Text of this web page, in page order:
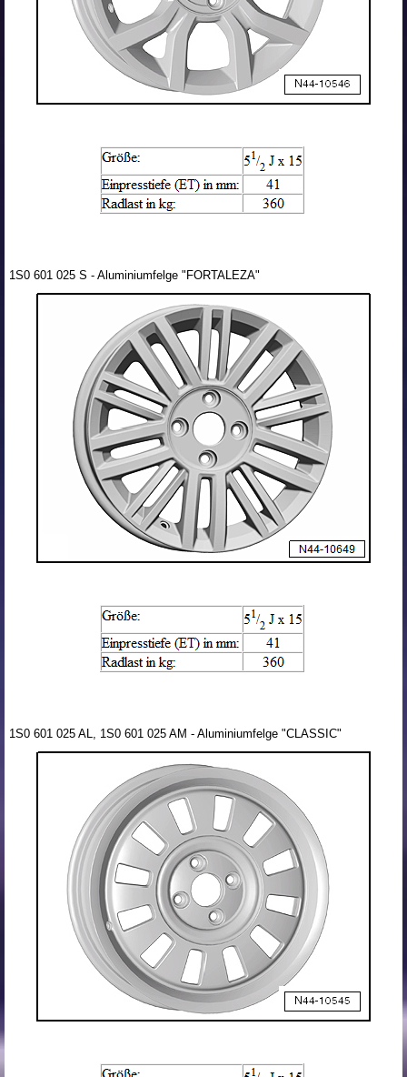
1S0 601 025 S - Aluminiumfelge "FORTALEZA"
1S0 601 025 AL, 1S0 601 025 AM - Aluminiumfelge "CLASSIC"